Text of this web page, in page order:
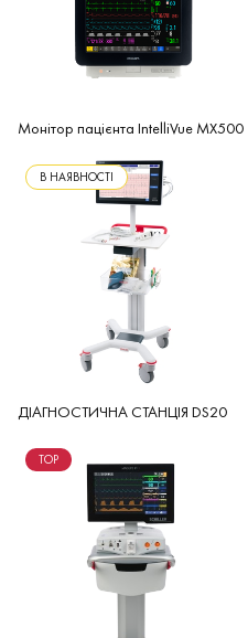
Монітор пацієнта IntelliVue MX500
В НАЯВНОСТІ
ДІАГНОСТИЧНА СТАНЦІЯ DS20
TOP